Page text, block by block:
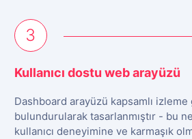
3
Kullanıcı dostu web arayüzü
Dashboard arayüzü kapsamlı
bulundurularak tasarlanmıştır - bu
kullanıcı deneyimine ve karmaşık